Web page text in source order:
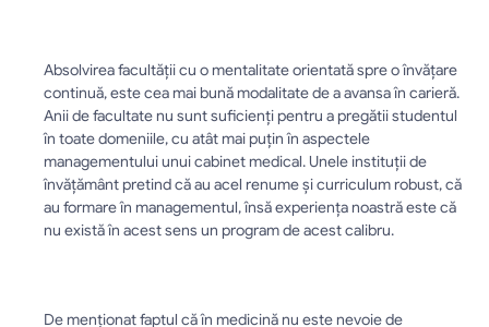
Absolvirea facultății cu o mentalitate orientată spre o învățare
continuă, este cea mai bună modalitate de a avansa în carieră.
Anii de facultate nu sunt suficienți pentru a pregătii studentul
în toate domeniile, cu atât mai puțin în aspectele
managementului unui cabinet medical. Unele instituții de
învățământ pretind că au acel renume și curriculum robust, că
au formare în managementul, însă experiența noastră este că
nu există în acest sens un program de acest calibru.
De menționat faptul că în medicină nu este nevoie de